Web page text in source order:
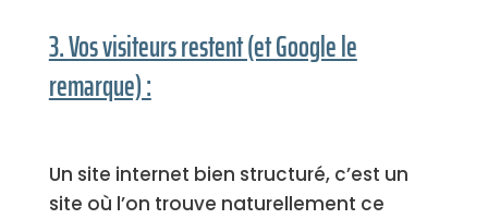
3. Vos visiteurs restent (et Google le
remarque) :
Un site internet bien structuré, c’est un
site où l’on trouve naturellement ce